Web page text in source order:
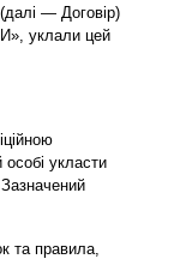
— Договір)
уклали цей
укласти
та правила,